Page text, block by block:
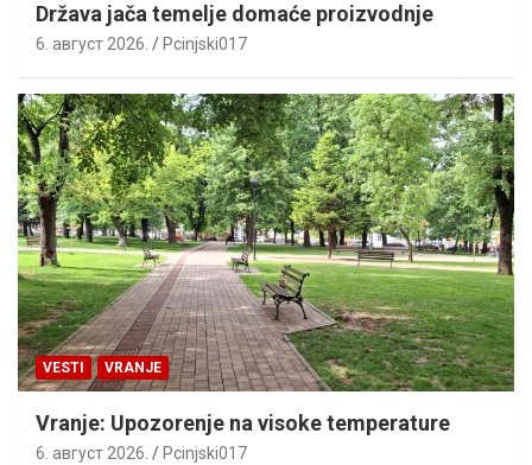
Država jača temelje domaće proizvodnje
6. август 2026. Pcinjski017
VESTI VRANJE
Vranje: Upozorenje na visoke temperature
6. август 2026. Pcinjski017